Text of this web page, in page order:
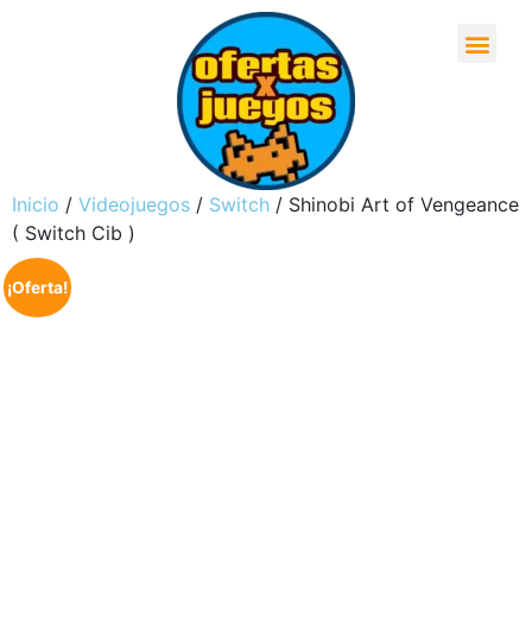
Inicio / Videojuegos / Switch / Shinobi Art of Vengeance
( Switch Cib )
¡Oferta!